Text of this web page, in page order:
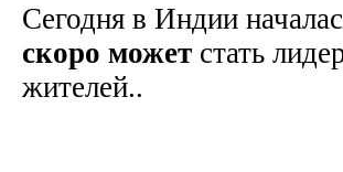
Сегодня в Индии
скоро может стать
жителей..